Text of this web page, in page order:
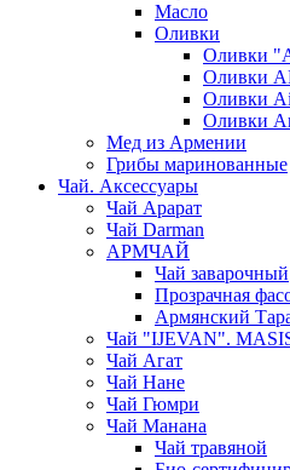
Масло
Оливки
Оливки
Оливки
Оливки
Оливки
Мед из Армении
Грибы маринованные
Чай. Аксессуары
Чай Арарат
Чай Darman
АРМЧАЙ
Чай заварочный
Прозрачная
Армянский
Чай "IJEVAN".
Чай Агат
Чай Нане
Чай Гюмри
Чай Манана
Чай травяной